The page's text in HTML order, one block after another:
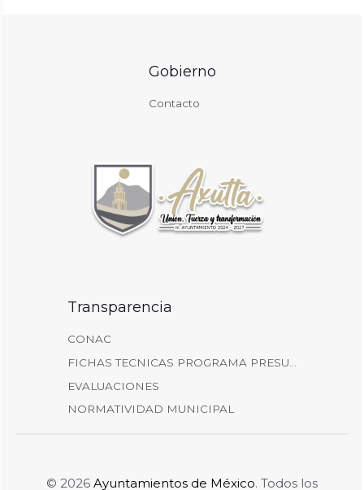
Gobierno
Contacto
Transparencia
CONAC
FICHAS TECNICAS PROGRAMA PRESU...
EVALUACIONES
NORMATIVIDAD MUNICIPAL
© 2026 Ayuntamientos de México. Todos los